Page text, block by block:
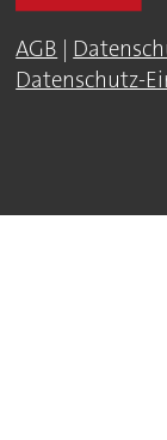
AGB |
Datenschutz-